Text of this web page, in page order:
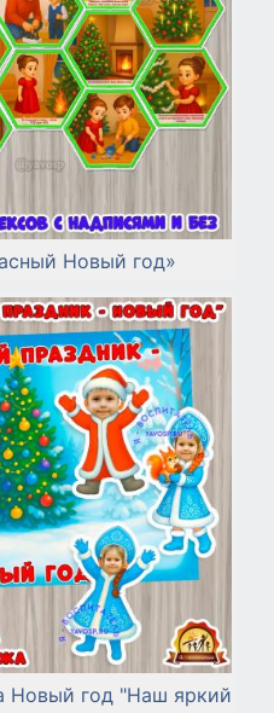
Новый год»
Новый год "Наш яркий